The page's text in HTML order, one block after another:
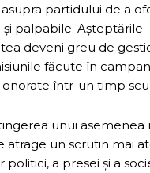
partidului de a
palpabile. Așteptările
deveni greu de
făcute în
într-un timp
unui asemenea
atrage un scrutin mai
a presei și a